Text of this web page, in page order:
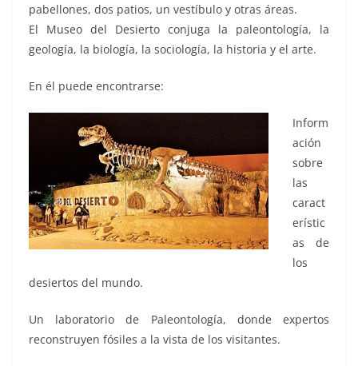
pabellones, dos patios, un vestíbulo y otras áreas.
El Museo del Desierto conjuga la paleontología, la
geología, la biología, la sociología, la historia y el arte.
En él puede encontrarse:
Inform
ación
sobre
las
caract
erístic
as de
los
desiertos del mundo.
Un laboratorio de Paleontología, donde expertos
reconstruyen fósiles a la vista de los visitantes.